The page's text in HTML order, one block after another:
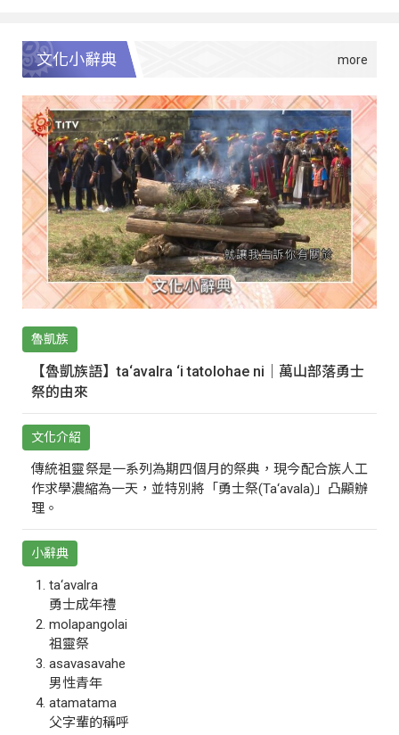
文化小辭典
魯凱族
【魯凱族語】ta‘avalra ‘i tatolohae ni｜萬山部落勇士
祭的由來
文化介紹
傳統祖靈祭是一系列為期四個月的祭典，現今配合族人工
作求學濃縮為一天，並特別將「勇士祭(Ta‘avala)」凸顯辦
理。
小辭典
ta‘avalra
勇士成年禮
molapangolai
祖靈祭
asavasavahe
男性青年
atamatama
父字輩的稱呼